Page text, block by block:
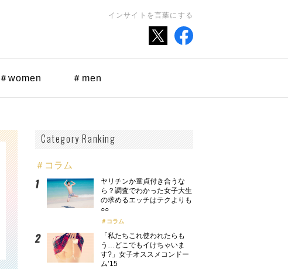
インサイトを言葉にする
＃women ＃men
Category Ranking
＃コラム
ヤリチンか童貞付き合うな
ら？調査でわかった女子大生
の求めるエッチはテクよりも
○○
コラム
「私たちこれ使われたらも
う…どこでもイけちゃいま
す?」女子オススメコンドー
ム’15